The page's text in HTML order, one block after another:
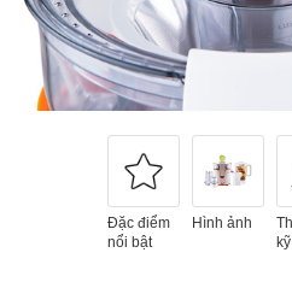
Đặc điểm
nổi bật
Hình ảnh